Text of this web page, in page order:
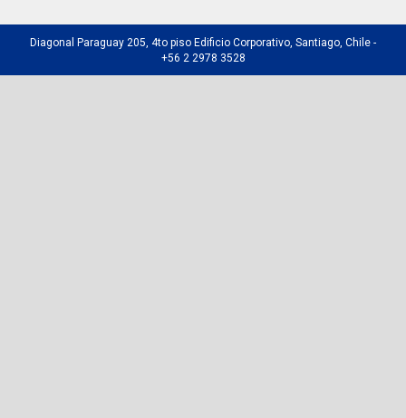
Diagonal Paraguay 205, 4to piso Edificio Corporativo, Santiago, Chile -
+56 2 2978 3528